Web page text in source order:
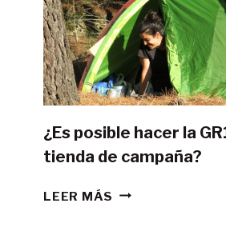
¿Es posible hacer la
tienda de campaña?
LEER MÁS ¿ES